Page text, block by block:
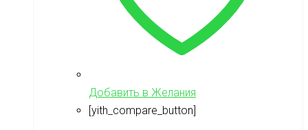
Добавить в Желания
[yith_compare_button]